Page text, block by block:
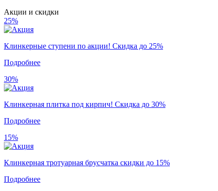
Акции и скидки
25%
Клинкерные ступени по акции! Скидка до 25%
Подробнее
30%
Клинкерная плитка под кирпич! Скидка до 30%
Подробнее
15%
Клинкерная тротуарная брусчатка скидки до 15%
Подробнее